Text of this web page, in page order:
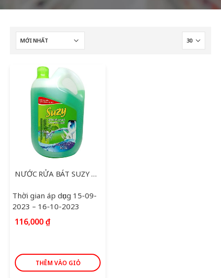
NƯỚC RỬA BÁT SUZY TINH CHẤT BẠC HÀ 4KG
Thời gian áp dụng 15-09-
2023 – 16-10-2023
116,000₫
THÊM VÀO GIỎ